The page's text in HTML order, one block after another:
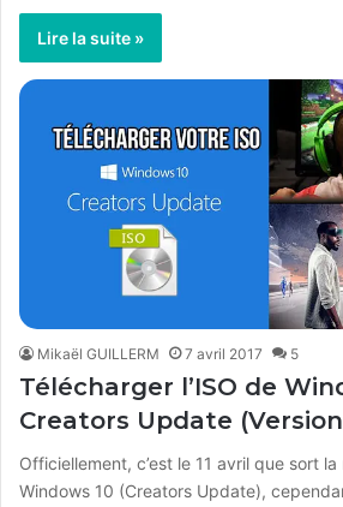
Lire la suite »
Mikaël GUILLERM 7 avril 2017 5
Télécharger l’ISO de
Creators Update (Version
Officiellement, c’est le 11 avril que sort
Windows 10 (Creators Update),